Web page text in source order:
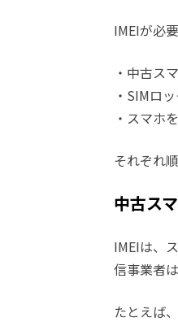
IMEIが必
・中古ス
・SIMロ
・スマホ
それぞれ
中古ス
IMEIは、
信事業者
たとえば